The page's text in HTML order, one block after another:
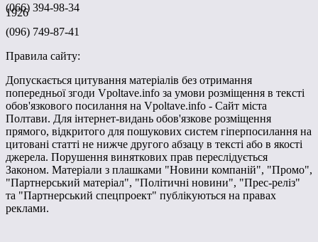
1926
(066) 394-98-34
(096) 749-87-41
Правила сайту:
Допускається цитування матеріалів без отримання
попередньої згоди Vpoltave.info за умови розміщення в тексті
обов'язкового посилання на Vpoltave.info - Сайт міста
Полтави. Для інтернет-видань обов'язкове розміщення
прямого, відкритого для пошукових систем гіперпосилання на
цитовані статті не нижче другого абзацу в тексті або в якості
джерела. Порушення виняткових прав переслідується
Законом. Матеріали з плашками "Новини компаній", "Промо",
"Партнерський матеріал", "Політичні новини", "Прес-реліз"
та "Партнерський спецпроект" публікуються на правах
реклами.